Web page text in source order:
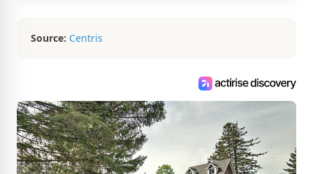
Source: Centris